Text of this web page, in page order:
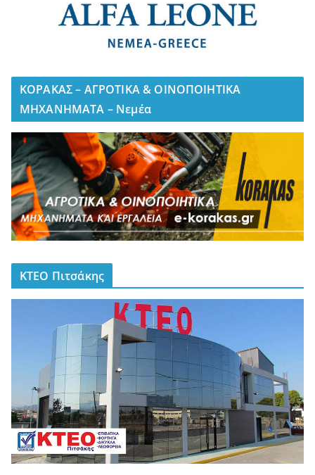
ΚΟΡΑΚΑΣ – ΑΓΡΟΤΙΚΑ & ΟΙΝΟΠΟΙΗΤΙΚΑ
ΜΗΧΑΝΗΜΑΤΑ – Νεμέα
ΚΤΕΟ Πιτσάκης